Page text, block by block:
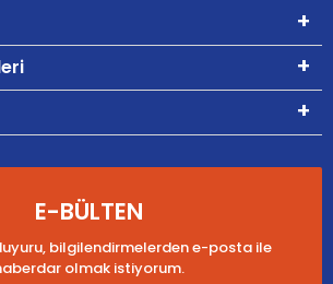
E-BÜLTEN
bilgilendirmelerden e-posta ile
olmak istiyorum.